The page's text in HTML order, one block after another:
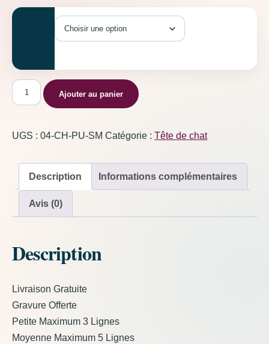
quantité de Tête de chat Mauve
Ajouter au panier
UGS : 04-CH-PU-SM Catégorie : Tête de chat
Description Informations complémentaires
Avis (0)
Description
Livraison Gratuite
Gravure Offerte
Petite Maximum 3 Lignes
Moyenne Maximum 5 Lignes